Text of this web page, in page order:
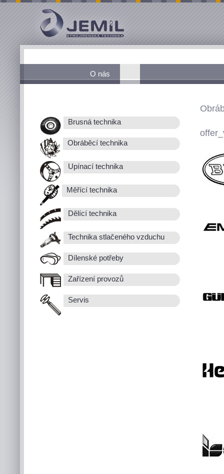
O nás
Brusná technika
Obráběcí technika
Upínací technika
Měřící technika
Dělící technika
Technika stlačeného vzduchu
Dílenské potřeby
Zařízení provozů
Servis